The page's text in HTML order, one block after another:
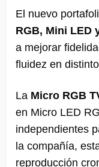
El nuevo
RGB, Mini LED
a mejorar
fluidez en
La Micro RGB
en Micro LED
independientes
la compañía,
reproducción